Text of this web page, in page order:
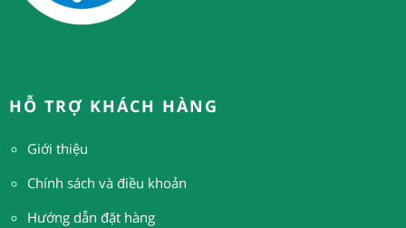
HỖ TRỢ KHÁCH HÀNG
Giới thiệu
Chính sách và điều khoản
Hướng dẫn đặt hàng